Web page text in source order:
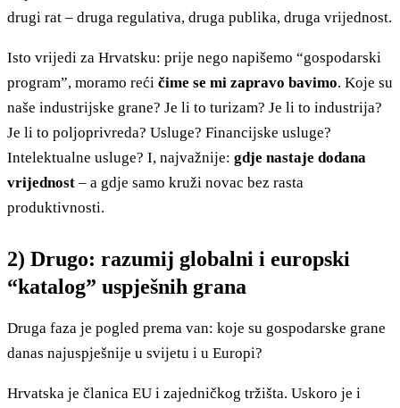
drugi rat – druga regulativa, druga publika, druga vrijednost.
Isto vrijedi za Hrvatsku: prije nego napišemo “gospodarski
program”, moramo reći čime se mi zapravo bavimo. Koje su
naše industrijske grane? Je li to turizam? Je li to industrija?
Je li to poljoprivreda? Usluge? Financijske usluge?
Intelektualne usluge? I, najvažnije: gdje nastaje dodana
vrijednost – a gdje samo kruži novac bez rasta
produktivnosti.
2) Drugo: razumij globalni i europski
“katalog” uspješnih grana
Druga faza je pogled prema van: koje su gospodarske grane
danas najuspješnije u svijetu i u Europi?
Hrvatska je članica EU i zajedničkog tržišta. Uskoro je i